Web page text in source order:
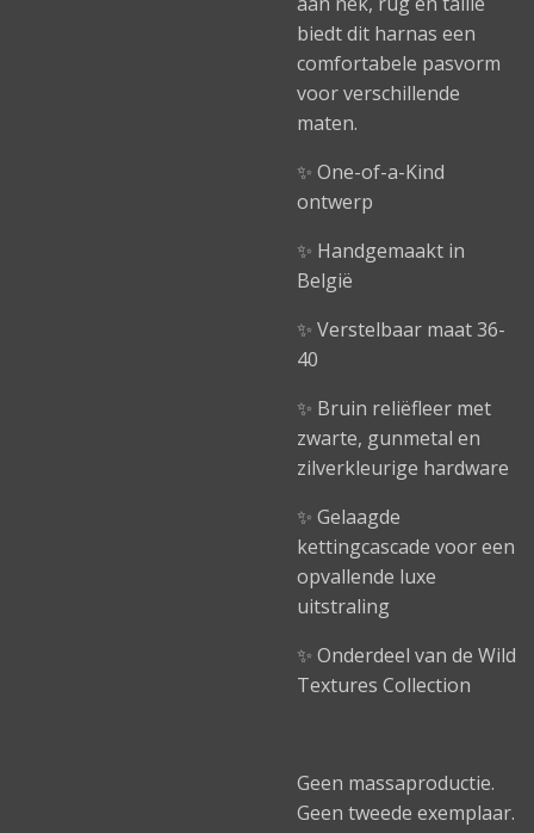
biedt dit harnas een
comfortabele pasvorm
voor verschillende
maten.
✨ One-of-a-Kind
ontwerp
✨ Handgemaakt in
België
✨ Verstelbaar maat 36-
40
✨ Bruin reliëfleer met
zwarte, gunmetal en
zilverkleurige hardware
✨ Gelaagde
kettingcascade voor een
opvallende luxe
uitstraling
✨ Onderdeel van de Wild
Textures Collection
Geen massaproductie.
Geen tweede exemplaar.